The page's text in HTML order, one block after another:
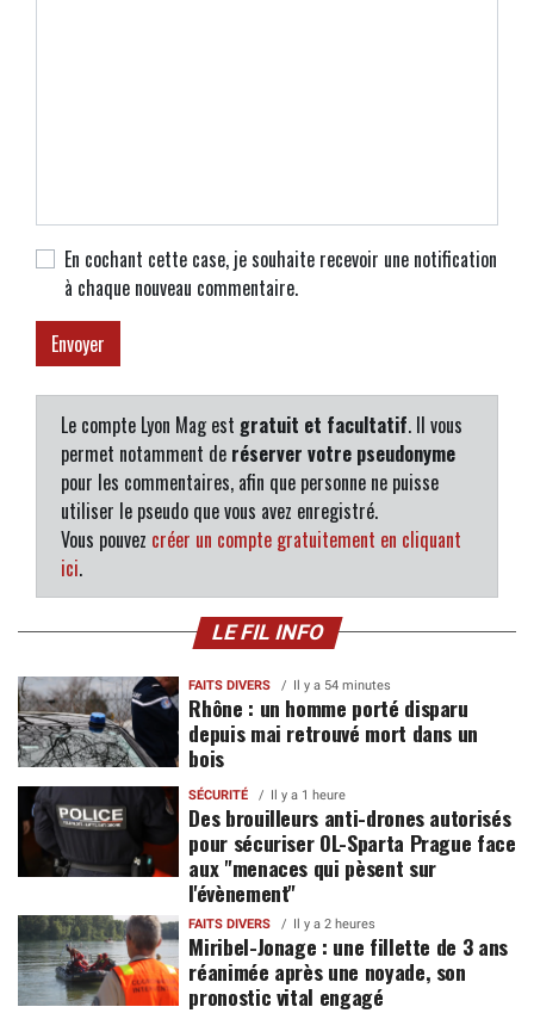
En cochant cette case, je souhaite recevoir une notification
à chaque nouveau commentaire.
Le compte Lyon Mag est gratuit et facultatif. Il vous
permet notamment de réserver votre pseudonyme
pour les commentaires, afin que personne ne puisse
utiliser le pseudo que vous avez enregistré.
Vous pouvez créer un compte gratuitement en cliquant
ici.
LE FIL INFO
FAITS DIVERS Il y a 54 minutes
Rhône : un homme porté disparu
depuis mai retrouvé mort dans un
bois
SÉCURITÉ Il y a 1 heure
Des brouilleurs anti-drones autorisés
pour sécuriser OL-Sparta Prague face
aux "menaces qui pèsent sur
l'évènement"
FAITS DIVERS Il y a 2 heures
Miribel-Jonage : une fillette de 3 ans
réanimée après une noyade, son
pronostic vital engagé